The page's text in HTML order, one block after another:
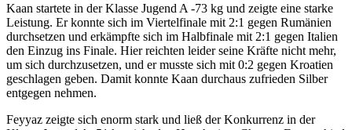
Kaan startete in der Klasse Jugend A -73 kg und zeigte eine starke
Leistung. Er konnte sich im Viertelfinale mit 2:1 gegen Rumänien
durchsetzen und erkämpfte sich im Halbfinale mit 2:1 gegen Italien
den Einzug ins Finale. Hier reichten leider seine Kräfte nicht mehr,
um sich durchzusetzen, und er musste sich mit 0:2 gegen Kroatien
geschlagen geben. Damit konnte Kaan durchaus zufrieden Silber
entgegen nehmen.
Feyyaz zeigte sich enorm stark und ließ der Konkurrenz in der